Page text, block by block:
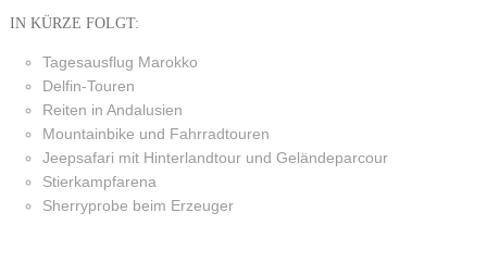
IN KÜRZE FOLGT:
Tagesausflug Marokko
Delfin-Touren
Reiten in Andalusien
Mountainbike und Fahrradtouren
Jeepsafari mit Hinterlandtour und Geländeparcour
Stierkampfarena
Sherryprobe beim Erzeuger